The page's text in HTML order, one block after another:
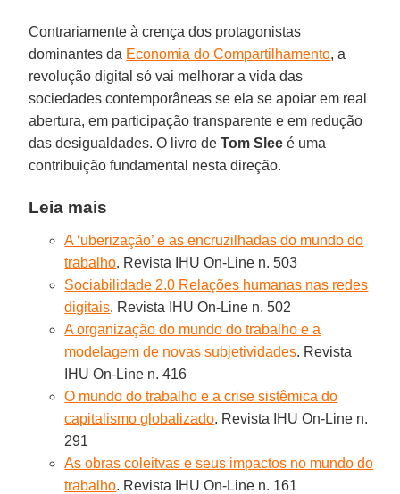
Contrariamente à crença dos protagonistas
dominantes da Economia do Compartilhamento, a
revolução digital só vai melhorar a vida das
sociedades contemporâneas se ela se apoiar em real
abertura, em participação transparente e em redução
das desigualdades. O livro deTom Slee é uma
contribuição fundamental nesta direção.
Leia mais
A ‘uberização’ e as encruzilhadas do mundo do
trabalho. Revista IHU On-Line n. 503
Sociabilidade 2.0 Relações humanas nas redes
digitais. Revista IHU On-Line n. 502
A organização do mundo do trabalho e a
modelagem de novas subjetividades. Revista
IHU On-Line n. 416
O mundo do trabalho e a crise sistêmica do
capitalismo globalizado. Revista IHU On-Line n.
291
As obras coleitvas e seus impactos no mundo do
trabalho. Revista IHU On-Line n. 161